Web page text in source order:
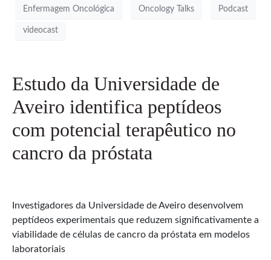
Enfermagem Oncológica Oncology Talks Podcast
videocast
Estudo da Universidade de
Aveiro identifica peptídeos
com potencial terapêutico no
cancro da próstata
Investigadores da Universidade de Aveiro desenvolvem
peptídeos experimentais que reduzem significativamente a
viabilidade de células de cancro da próstata em modelos
laboratoriais